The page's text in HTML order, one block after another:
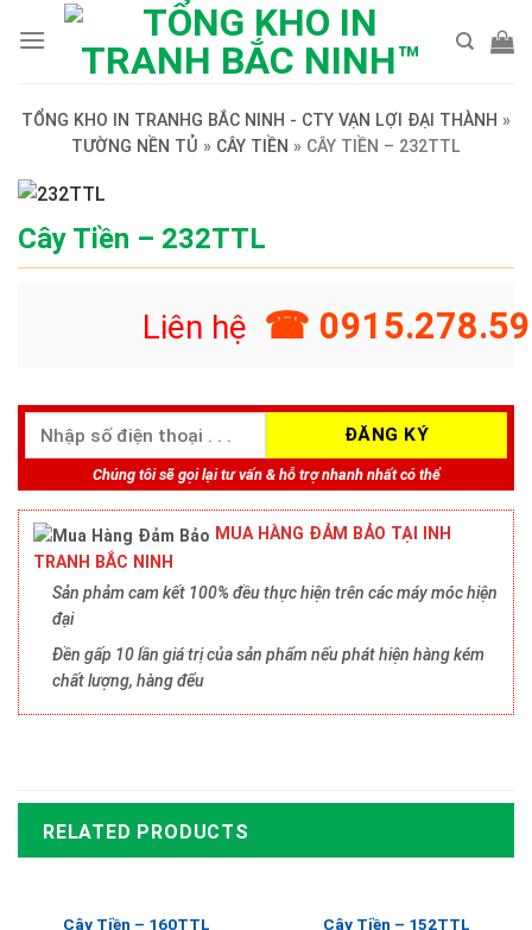
TỔNG KHO IN TRANHG BẮC NINH - CTY VẠN LỢI ĐẠI THÀNH »
TƯỜNG NỀN TỦ » CÂY TIỀN » CÂY TIỀN – 232TTL
Cây Tiền – 232TTL
Liên hệ ☎
Chúng tôi sẽ gọi lại tư vấn & hỗ trợ nhanh nhất có thể
MUA HÀNG ĐẢM BẢO TẠI INH
TRANH BẮC NINH
Sản phảm cam kết 100% đều thực hiện trên các máy móc hiện
đại
Đền gấp 10 lần giá trị của sản phẩm nếu phát hiện hàng kém
chất lượng, hàng đểu
RELATED PRODUCTS
Cây Tiền – 160TTL Cây Tiền – 152TTL